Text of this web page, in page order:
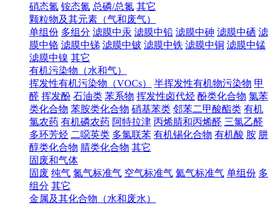
硝态氮 铵态氮 总磷/总氮 其它
颗粒物及其元素（气和废气）
单组份 多组分 滤膜中汞 滤膜中铅 滤膜中砷 滤膜中硒 滤
膜中铬 滤膜中锑 滤膜中铍 滤膜中铁 滤膜中铜 滤膜中锰
滤膜中镍 其它
有机污染物（水和气）
挥发性有机污染物（VOCs）
半挥发性有机物污染物 甲
醛 挥发酚 石油类 苯系物 挥发性卤代烃 酚类化合物 氯苯
类化合物 苯胺类化合物 硝基苯类 邻苯二甲酸酯类 有机
氯农药 有机磷农药 阿特拉津 丙烯腈和丙烯醛 三氯乙醛
多环芳烃 二噁英类 多氯联苯 有机锡化合物 有机酸 胺 肼
醇类化合物 腈类化合物 其它
固废和气体
固废 纯气 氮气标准气 空气标准气 氦气标准气 单组份 多
组分 其它
金属及其化合物（水和废水）